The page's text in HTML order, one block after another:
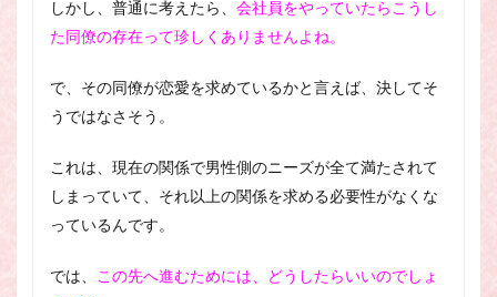
しかし、普通に考えたら、 会社員をやっていたらこうし
た同僚の存在って珍しくありませんよね。
で、その同僚が恋愛を求めているかと言えば、決してそ
うではなさそう。
これは、現在の関係で男性側のニーズが全て満たされて
しまっていて、それ以上の関係を求める必要性がなくな
っているんです。
では、
この先へ進むためには、どうしたらいいのでしょ